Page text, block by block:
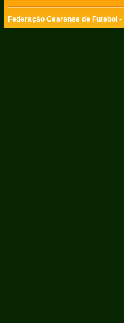
Federação Cearense de Futebol -